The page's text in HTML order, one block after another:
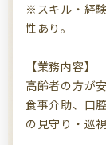
※スキル・経
性あり。
【業務内容】
高齢者の方が
食事介助、口
の見守り・巡